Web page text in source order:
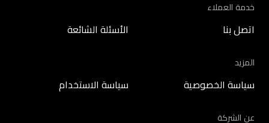
خدمة العملاء
اتصل بنا الأسئلة الشائعة
المزيد
سياسة الخصوصية سياسة الاستخدام
عن الشركة